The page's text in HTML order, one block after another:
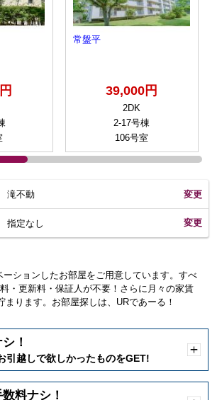
常盤平
39,000円
2DK
2-17号棟
106号室
滝不動 変更
指定なし 変更
ーションしたお部屋をご用意しています。すべ
・更新料・保証人が不要！さらに月々の家賃
まります。お部屋探しは、URであーる！
！
引越しで欲しかったものをGET!
く
料ナシ！